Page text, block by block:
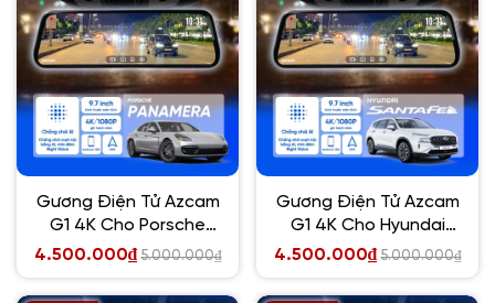
Gương Điện Tử Azcam
G1 4K Cho Porsche
Panamera
4.500.000₫ 5.000.000₫
Gương Điện Tử Azcam
G1 4K Cho Hyundai
Santafe
4.500.000₫ 5.000.000₫